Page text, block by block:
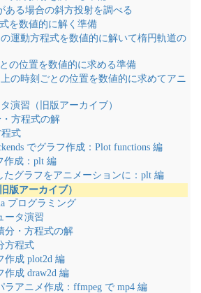
ある場合の斜方投射を調べる
を数値的に解く準備
運動方程式を数値的に解いて楕円軌道の
の位置を数値的に求める準備
の時刻ごとの位置を数値的に求めてアニ
演習（旧版アーカイブ）
方程式の解
程式
でグラフ作成：Plot functions 編
作成：plt 編
たグラフをアニメーションに：plt 編
版アーカイブ）
プログラミング
ータ演習
分・方程式の解
方程式
作成 plot2d 編
作成 draw2d 編
ラアニメ作成：ffmpeg で mp4 編